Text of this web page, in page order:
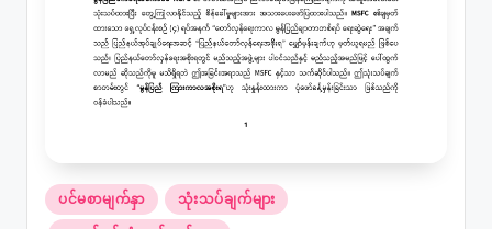
Posted
in
ပင်မစာမျက်နှာ သုံးသပ်ချက်များ